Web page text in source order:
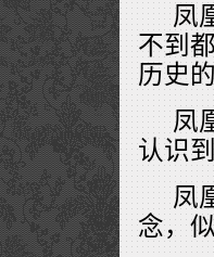
凤
不到
历史
凤
认识
凤
念，